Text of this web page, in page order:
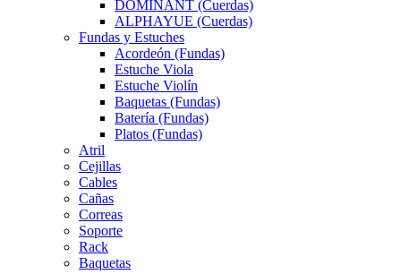
DOMINANT (Cuerdas)
ALPHAYUE (Cuerdas)
Fundas y Estuches
Acordeón (Fundas)
Estuche Viola
Estuche Violín
Baquetas (Fundas)
Batería (Fundas)
Platos (Fundas)
Atril
Cejillas
Cables
Cañas
Correas
Soporte
Rack
Baquetas